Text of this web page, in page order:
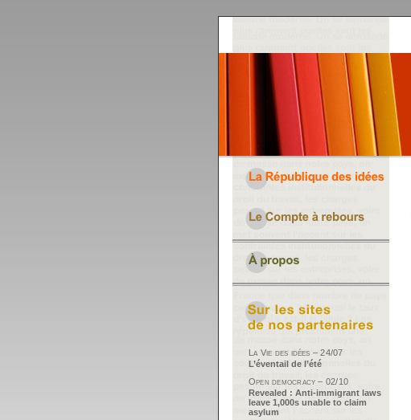
La Vie des idées – 24/07
L’éventail de l’été
Open democracy – 02/10
Revealed : Anti-immigrant laws
leave 1,000s unable to claim
asylum